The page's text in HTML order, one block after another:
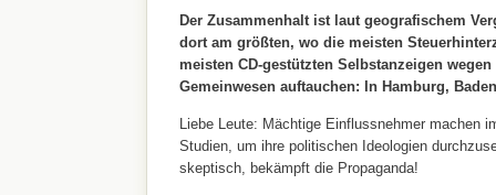
Der Zusammenhalt ist laut geografischem
dort am größten, wo die meisten
meisten CD-gestützten Selbstanzeigen
Gemeinwesen auftauchen: In Hamburg,
Liebe Leute: Mächtige Einflussnehmer machen
Studien, um ihre politischen Ideologien
skeptisch, bekämpft die Propaganda!